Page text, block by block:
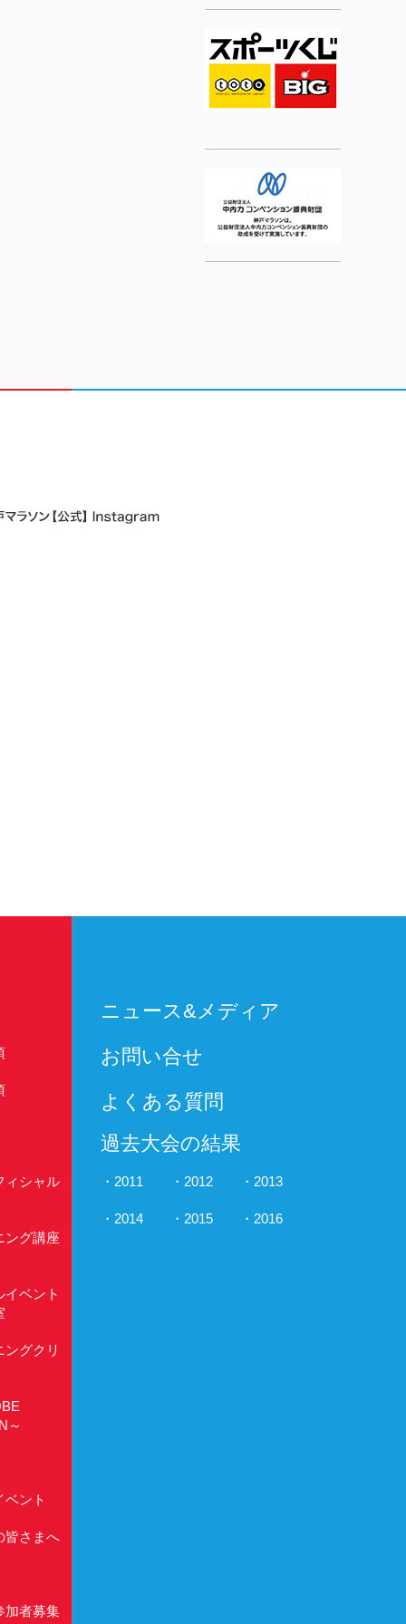
シャル
グ講座
ベント
グクリ
～
ベント
皆さまへ
加者募集
ニュース&メディア
お問い合せ
よくある質問
過去大会の結果
2011 2012 2013
2014 2015 2016